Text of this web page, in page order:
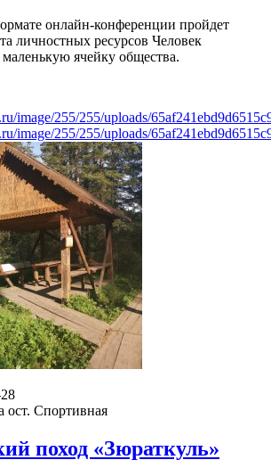
онлайн-конференции пройдет
личностных ресурсов Человек
маленькую ячейку общества.
image/255/255/uploads/
image/255/255/uploads/
ост. Спортивная
поход «Зюраткуль»